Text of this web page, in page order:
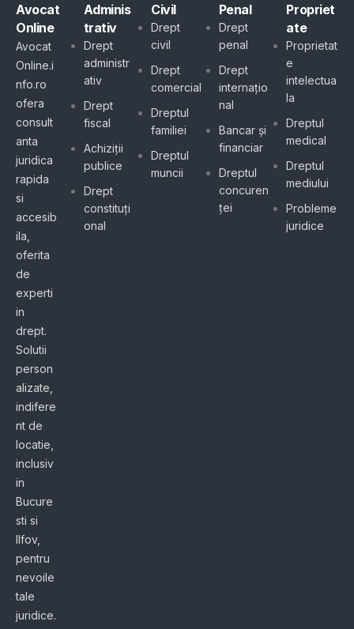
Avocat
Online
Avocat
Online.i
nfo.ro
ofera
consult
anta
juridica
rapida
si
accesib
ila,
oferita
de
experti
in
drept.
Solutii
person
alizate,
indifere
nt de
locatie,
inclusiv
in
Bucure
sti si
Ilfov,
pentru
nevoile
tale
juridice.
Adminis
trativ
Drept
administr
ativ
Drept
fiscal
Achiziții
publice
Drept
constituți
onal
Civil
Drept
civil
Drept
comercial
Dreptul
familiei
Dreptul
muncii
Penal
Drept
penal
Drept
internațio
nal
Bancar și
financiar
Dreptul
concuren
ței
Propriet
ate
Proprietat
e
intelectua
la
Dreptul
medical
Dreptul
mediului
Probleme
juridice